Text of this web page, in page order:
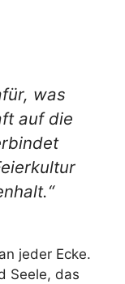
was
auf die
jeder Ecke.
Seele, das